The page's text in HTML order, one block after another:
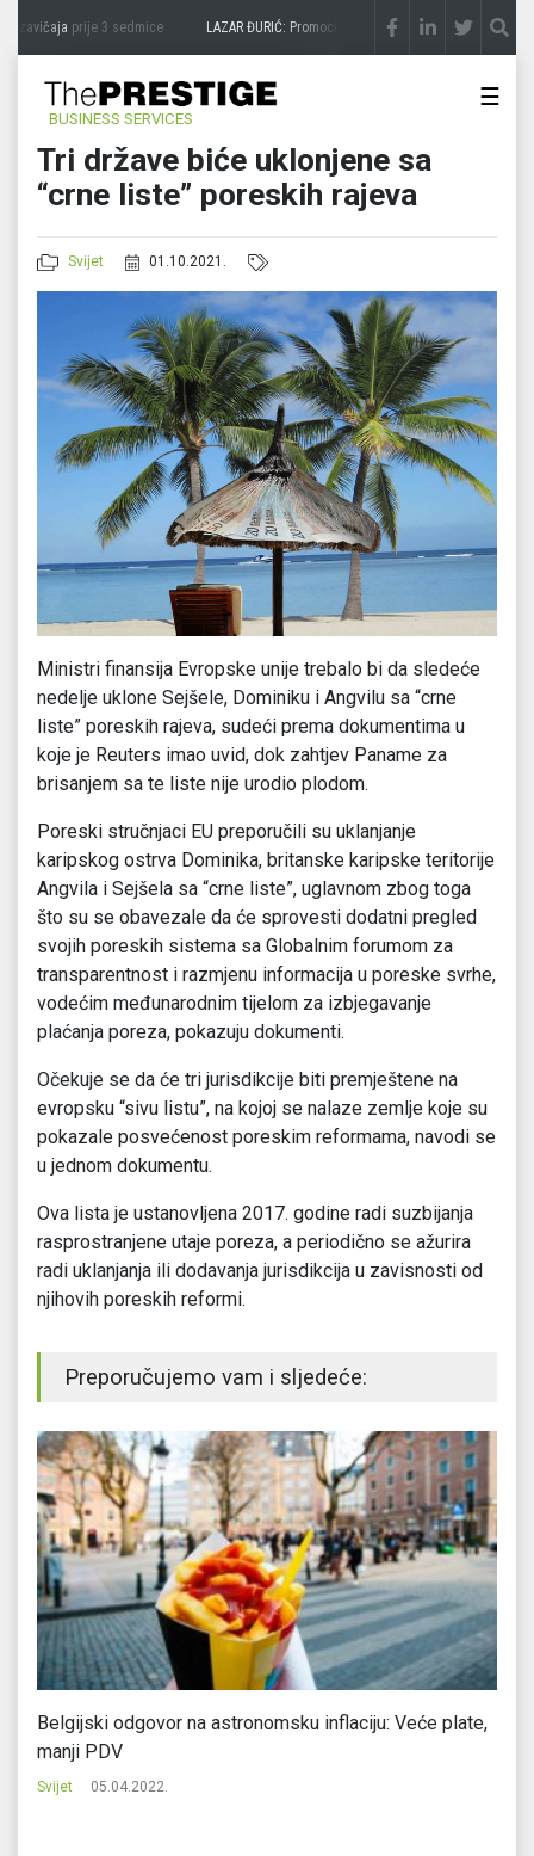
zavičajaprije 3 sedmice LAZAR ĐURIĆ: Promocija potencijal pretvara u destinaciju
BUSINESS SERVICES
☰
Tri države biće uklonjene sa
“crne liste” poreskih rajeva
Svijet 01.10.2021.
Ministri finansija Evropske unije trebalo bi da sledeće
nedelje uklone Sejšele, Dominiku i Angvilu sa “crne
liste” poreskih rajeva, sudeći prema dokumentima u
koje je Reuters imao uvid, dok zahtjev Paname za
brisanjem sa te liste nije urodio plodom.
Poreski stručnjaci EU preporučili su uklanjanje
karipskog ostrva Dominika, britanske karipske teritorije
Angvila i Sejšela sa “crne liste”, uglavnom zbog toga
što su se obavezale da će sprovesti dodatni pregled
svojih poreskih sistema sa Globalnim forumom za
transparentnost i razmjenu informacija u poreske svrhe,
vodećim međunarodnim tijelom za izbjegavanje
plaćanja poreza, pokazuju dokumenti.
Očekuje se da će tri jurisdikcije biti premještene na
evropsku “sivu listu”, na kojoj se nalaze zemlje koje su
pokazale posvećenost poreskim reformama, navodi se
u jednom dokumentu.
Ova lista je ustanovljena 2017. godine radi suzbijanja
rasprostranjene utaje poreza, a periodično se ažurira
radi uklanjanja ili dodavanja jurisdikcija u zavisnosti od
njihovih poreskih reformi.
Preporučujemo vam i sljedeće:
Belgijski odgovor na astronomsku inflaciju: Veće plate,
manji PDV
Svijet 05.04.2022.